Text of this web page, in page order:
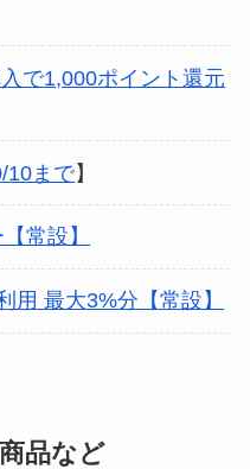
で1,000ポイント還元
10まで】
常設】
用 最大3%分【常設】
品など